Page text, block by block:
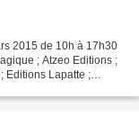
2015 de 10h à 17h30
; Atzeo Editions ;
Editions Lapatte ;